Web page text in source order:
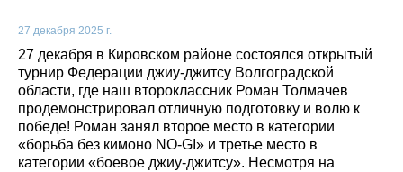
27 декабря 2025 г.
27 декабря в Кировском районе состоялся открытый
турнир Федерации джиу‑джитсу Волгоградской
области, где наш второклассник Роман Толмачев
продемонстрировал отличную подготовку и волю к
победе! Роман занял второе место в категории
«борьба без кимоно NO-GI» и третье место в
категории «боевое джиу-джитсу». Несмотря на